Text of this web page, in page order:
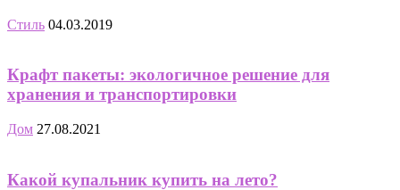
Стиль 04.03.2019
Крафт пакеты: экологичное решение для
хранения и транспортировки
Дом 27.08.2021
Какой купальник купить на лето?